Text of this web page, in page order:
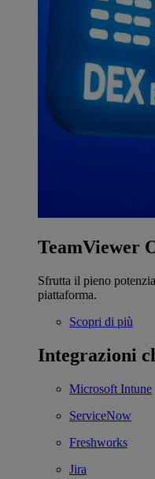
TeamViewer
Sfrutta il pieno
piattaforma.
Scopri di più
Integrazioni
Microsoft Intune
ServiceNow
Freshworks
Jira